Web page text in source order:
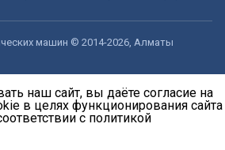
машин © 2014-2026, Алматы
наш сайт, вы даёте согласие на
в целях функционирования сайта
с политикой